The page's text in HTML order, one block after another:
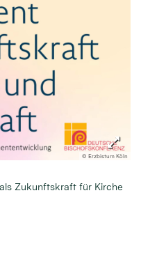
© Erzbistum Köln
Zukunftskraft für Kirche